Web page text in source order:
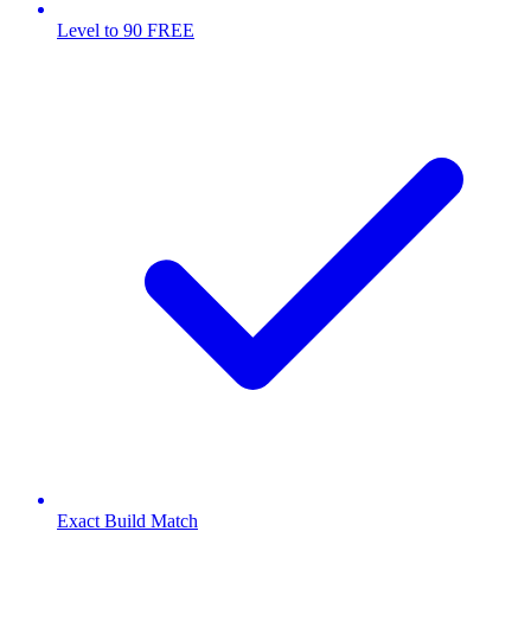
Level to 90 FREE
Exact Build Match